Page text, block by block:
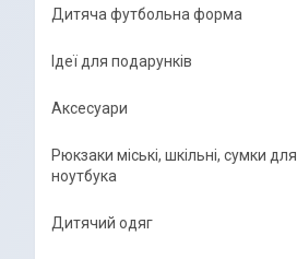
Дитяча футбольна форма
Ідеї для подарунків
Аксесуари
Рюкзаки міські, шкільні, сумки для
ноутбука
Дитячий одяг